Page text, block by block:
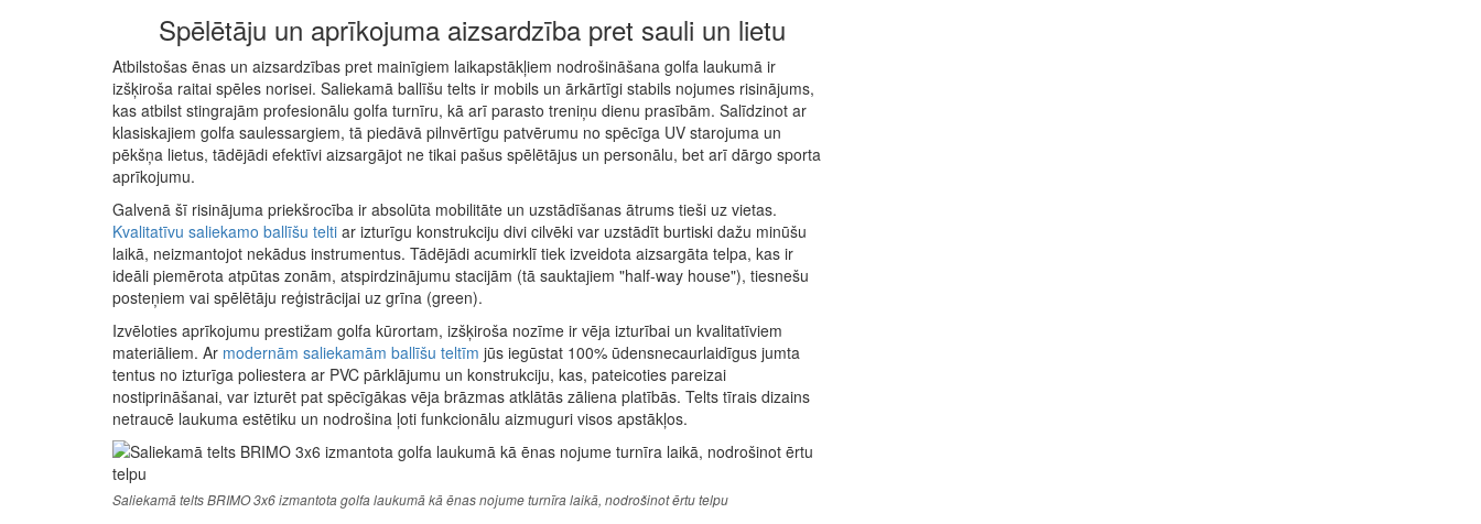
Spēlētāju un aprīkojuma aizsardzība pret sauli un lietu
Atbilstošas ēnas un aizsardzības pret mainīgiem laikapstākļiem nodrošināšana golfa laukumā ir
izšķiroša raitai spēles norisei. Saliekamā ballīšu telts ir mobils un ārkārtīgi stabils nojumes risinājums,
kas atbilst stingrajām profesionālu golfa turnīru, kā arī parasto treniņu dienu prasībām. Salīdzinot ar
klasiskajiem golfa saulessargiem, tā piedāvā pilnvērtīgu patvērumu no spēcīga UV starojuma un
pēkšņa lietus, tādējādi efektīvi aizsargājot ne tikai pašus spēlētājus un personālu, bet arī dārgo sporta
aprīkojumu.
Galvenā šī risinājuma priekšrocība ir absolūta mobilitāte un uzstādīšanas ātrums tieši uz vietas.
Kvalitatīvu saliekamo ballīšu telti ar izturīgu konstrukciju divi cilvēki var uzstādīt burtiski dažu minūšu
laikā, neizmantojot nekādus instrumentus. Tādējādi acumirklī tiek izveidota aizsargāta telpa, kas ir
ideāli piemērota atpūtas zonām, atspirdzinājumu stacijām (tā sauktajiem "half-way house"), tiesnešu
posteņiem vai spēlētāju reģistrācijai uz grīna (green).
Izvēloties aprīkojumu prestižam golfa kūrortam, izšķiroša nozīme ir vēja izturībai un kvalitatīviem
materiāliem. Ar modernām saliekamām ballīšu teltīm jūs iegūstat 100% ūdensnecaurlaidīgus jumta
tentus no izturīga poliestera ar PVC pārklājumu un konstrukciju, kas, pateicoties pareizai
nostiprināšanai, var izturēt pat spēcīgākas vēja brāzmas atklātās zāliena platībās. Telts tīrais dizains
netraucē laukuma estētiku un nodrošina ļoti funkcionālu aizmuguri visos apstākļos.
Saliekamā telts BRIMO 3x6 izmantota golfa laukumā kā ēnas nojume turnīra laikā, nodrošinot ērtu telpu